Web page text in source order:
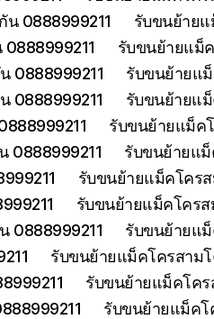
0888999211
รับขนย้ายแ
รับขนย้ายแม็
0888999211
รับขนย้ายแม็
0888999211
รับขนย้ายแม็
รับขนย้ายแม็ค
0888999211
รับขนย้ายแม็
รับขนย้ายแม็คโครส
รับขนย้ายแม็คโครส
0888999211
รับขนย้ายแม็
รับขนย้ายแม็คโครสาม
รับขนย้ายแม็คโคร
รับขนย้ายแม็คโ